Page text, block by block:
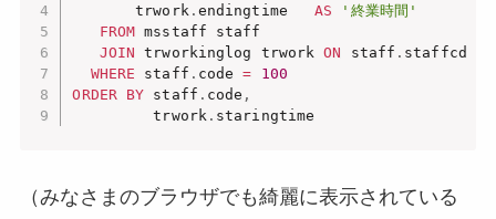
       trwork
. endingtime AS
'終業時間'
FROM msstaff staff
JOIN trworkinglog trwork ON staff . staffcd
WHERE staff . code =
100
ORDER
BY staff . code ,
         trwork
. staringtime
（みなさまのブラウザでも綺麗に表示されている